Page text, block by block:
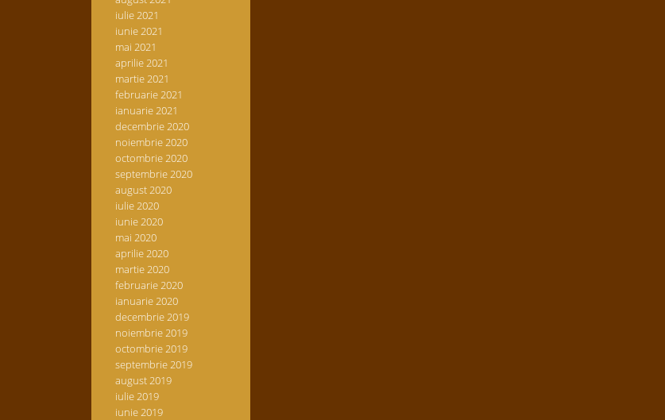
iulie 2021
iunie 2021
mai 2021
aprilie 2021
martie 2021
februarie 2021
ianuarie 2021
decembrie 2020
noiembrie 2020
octombrie 2020
septembrie 2020
august 2020
iulie 2020
iunie 2020
mai 2020
aprilie 2020
martie 2020
februarie 2020
ianuarie 2020
decembrie 2019
noiembrie 2019
octombrie 2019
septembrie 2019
august 2019
iulie 2019
iunie 2019